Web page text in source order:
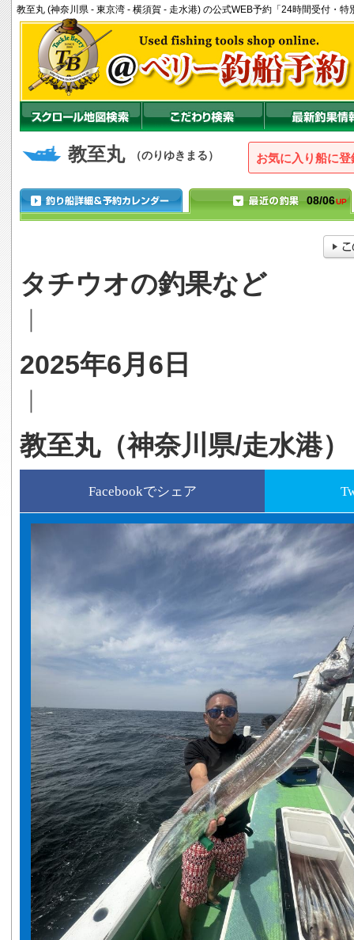
教至丸 (神奈川県 - 東京湾 - 横須賀 - 走水港) の公式WEB予約「24時間受付・特
教至丸 （のりゆきまる） お気に入り船に登
08/06UP
タチウオの釣果など
｜
2025年6月6日
｜
教至丸（神奈川県/走水港）
Facebookでシェア